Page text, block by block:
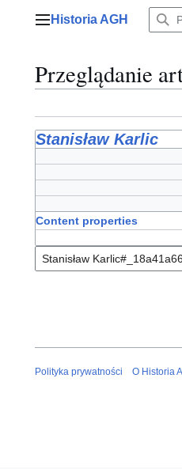
Menu główne
Historia AGH
Przeglądanie
Stanisław Karlic
Content properties
Polityka prywatności O Historia